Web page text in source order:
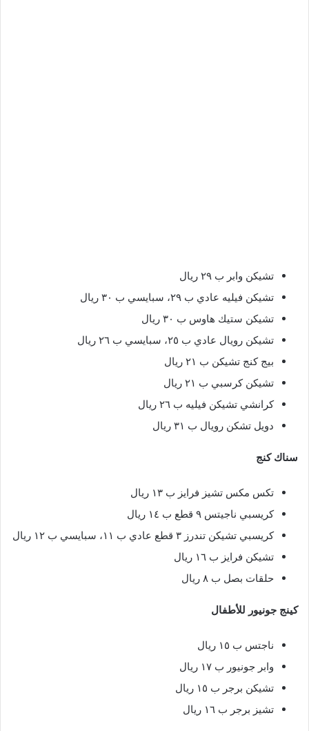
تشيكن وابر ب ٢٩ ريال
تشيكن فيليه عادي ب ٢٩، سبايسي ب ٣٠ ريال
تشيكن ستيك هاوس ب ٣٠ ريال
تشيكن رويال عادي ب ٢٥، سبايسي ب ٢٦ ريال
بيج كنج تشيكن ب ٢١ ريال
تشيكن كرسبي ب ٢١ ريال
كرانشي تشيكن فيليه ب ٢٦ ريال
دويل تشكن رويال ب ٣١ ريال
سناك كنج
تكس مكس تشيز فرايز ب ١٣ ريال
كريسبي ناجيتس ٩ قطع ب ١٤ ريال
كريسبي تشيكن تندرز ٣ قطع عادي ب ١١، سبايسي ب ١٢ ريال
تشيكن فرايز ب ١٦ ريال
حلقات بصل ب ٨ ريال
كينج جونيور للأطفال
ناجتس ب ١٥ ريال
وابر جونيور ب ١٧ ريال
تشيكن برجر ب ١٥ ريال
تشيز برجر ب ١٦ ريال